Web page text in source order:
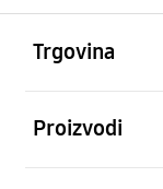
Trgovina
Proizvodi